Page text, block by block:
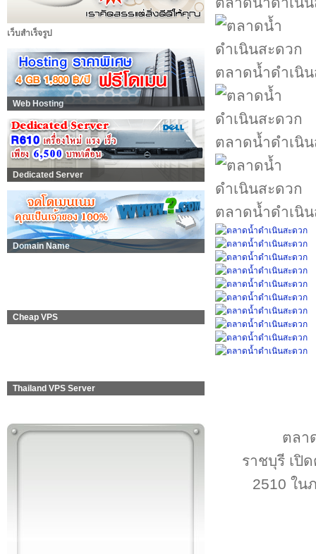
เว็บสำเร็จรูป
Web Hosting
Dedicated Server
Domain Name
Cheap VPS
Thailand VPS Server
ตลาดน้ำดำเนิ
ตลาดน้ำดำเนิ
ตลาดน้ำดำเนิ
ตลา
ราชบุรี เปิ
2510 ใน